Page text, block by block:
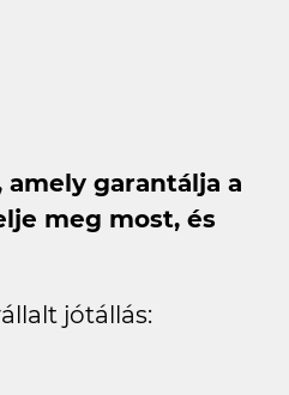
garantálja a
meg most, és
jótállás: